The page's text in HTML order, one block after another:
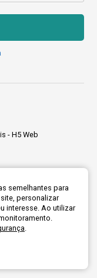
- H5 Web
semelhantes para
personalizar
interesse. Ao utilizar
.